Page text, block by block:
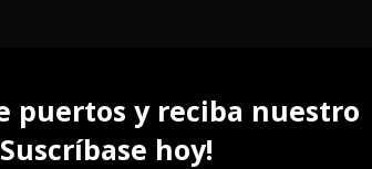
puertos y reciba nuestro
hoy!